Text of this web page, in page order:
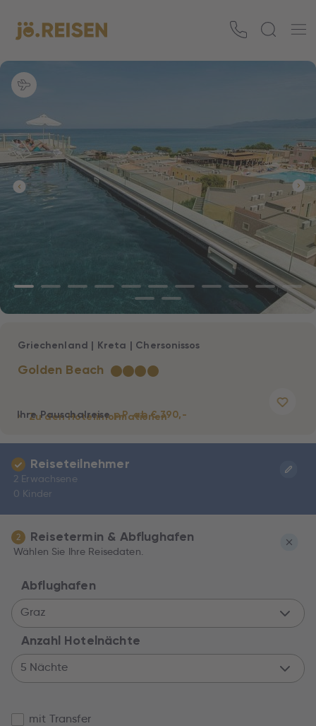
Golden Beach ★★★★
Griechenland | Kreta | Chersonissos
Zu den Hotelinformationen
Ihre Pauschalreisep.P. ab € 390,-
Reiseteilnehmer
2 Erwachsene
0 Kinder
2 Reisetermin & Abflughafen
Wählen Sie Ihre Reisedaten.
Abflughafen
Graz
Anzahl Hotelnächte
5 Nächte
mit Transfer